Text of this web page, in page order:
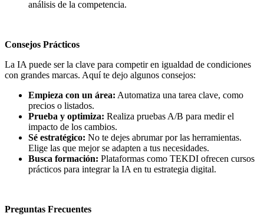
análisis de la competencia.
Consejos Prácticos
La IA puede ser la clave para competir en igualdad de condiciones
con grandes marcas. Aquí te dejo algunos consejos:
Empieza con un área: Automatiza una tarea clave, como
precios o listados.
Prueba y optimiza: Realiza pruebas A/B para medir el
impacto de los cambios.
Sé estratégico: No te dejes abrumar por las herramientas.
Elige las que mejor se adapten a tus necesidades.
Busca formación: Plataformas como TEKDI ofrecen cursos
prácticos para integrar la IA en tu estrategia digital.
Preguntas Frecuentes